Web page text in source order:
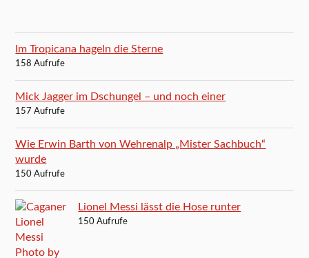
Im Tropicana hageln die Sterne
Mick Jagger im Dschungel – und noch einer
Wie Erwin Barth von Wehrenalp „Mister Sachbuch“
wurde
Lionel Messi lässt die Hose runter